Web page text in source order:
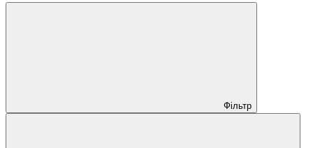
Фільтр